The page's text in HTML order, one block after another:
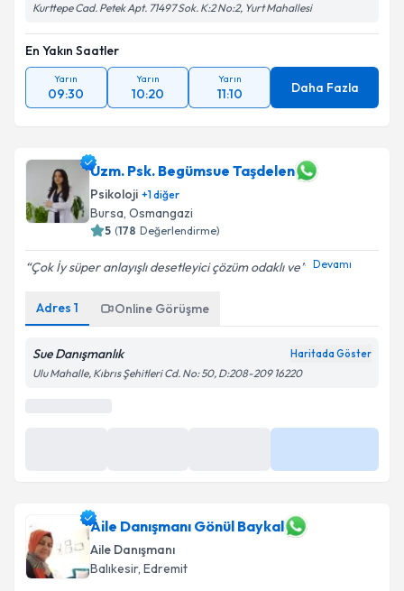
Kurttepe Cad. Petek Apt. 71497 Sok. K:2 No:2, Yurt Mahallesi
En Yakın Saatler
Yarın
09:30
Yarın
10:20
Yarın
11:10 Daha Fazla
Uzm. Psk. Begümsue Taşdelen
Psikoloji +1diğer
Bursa, Osmangazi
5 (178 Değerlendirme)
Çok İy süper anlayışlı desetleyici çözüm odaklı ve Devamı
Adres 1 Online Görüşme
Sue Danışmanlık Haritada Göster
Ulu Mahalle, Kıbrıs Şehitleri Cd. No: 50, D:208-209 16220
Aile Danışmanı Gönül Baykal
Aile Danışmanı
Balıkesir, Edremit